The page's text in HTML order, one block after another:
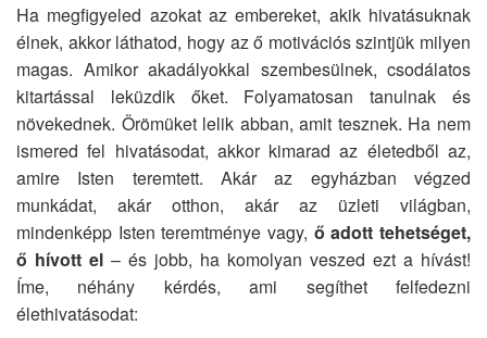
Ha megfigyeled azokat az embereket, akik hivatásuknak
élnek, akkor láthatod, hogy az ő motivációs szintjük milyen
magas. Amikor akadályokkal szembesülnek, csodálatos
kitartással leküzdik őket. Folyamatosan tanulnak és
növekednek. Örömüket lelik abban, amit tesznek. Ha nem
ismered fel hivatásodat, akkor kimarad az életedből az,
amire Isten teremtett. Akár az egyházban végzed
munkádat, akár otthon, akár az üzleti világban,
mindenképp Isten teremtménye vagy, ő adott tehetséget,
ő hívott el – és jobb, ha komolyan veszed ezt a hívást!
Íme, néhány kérdés, ami segíthet felfedezni
élethivatásodat: